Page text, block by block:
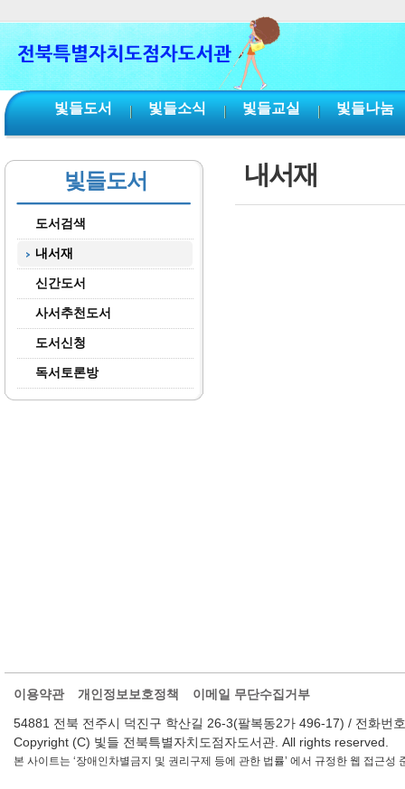
빛들도서 빛들소식 빛들교실 빛들나눔
빛들도서
도서검색
내서재
신간도서
사서추천도서
도서신청
독서토론방
내서재
이용약관 개인정보보호정책
이메일 무단수집거부
54881 전북 전주시 덕진구 학산길 26-3(팔복동2가 496-17) / 전화
Copyright (C) 빛들 전북특별자치도점자도서관. All rights reserved.
본 사이트는 ‘장애인차별금지 및 권리구제 등에 관한 법률’ 에서 규정한 웹 접근